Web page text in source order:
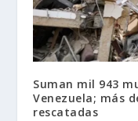
Suman mil 943
Venezuela; más
rescatadas